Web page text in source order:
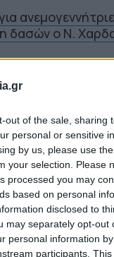
out of the sale, sharing
personal or sensitive
by us, please use
your selection. Please
processed you may
based on personal
disclosed to
may separately opt-out
personal information
participants.
δασών ο Ν.